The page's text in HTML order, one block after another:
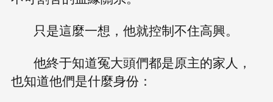
只是這麼一想，他就控制不住高興。
他終于知道冤大頭們都是原主的家人，
也知道他們是什麼身份：